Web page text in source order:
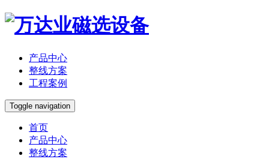
产品中心
整线方案
工程案例
Toggle navigation
首页
产品中心
整线方案